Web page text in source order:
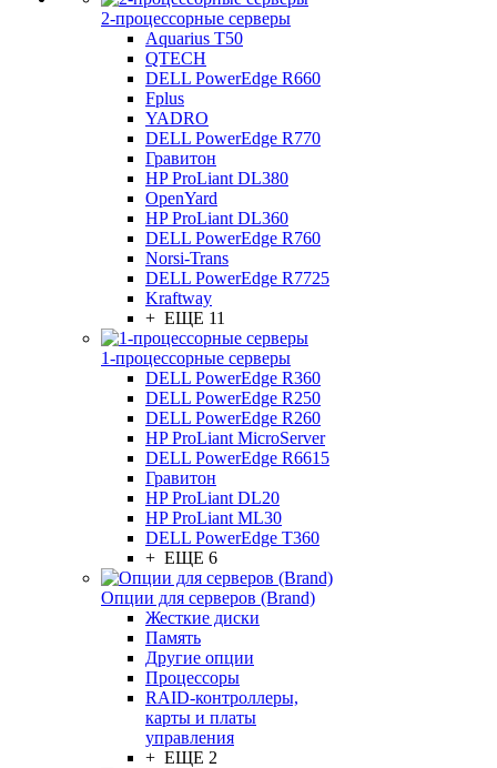
2-процессорные серверы
Aquarius T50
QTECH
DELL PowerEdge R660
Fplus
YADRO
DELL PowerEdge R770
Гравитон
HP ProLiant DL380
OpenYard
HP ProLiant DL360
DELL PowerEdge R760
Norsi-Trans
DELL PowerEdge R7725
Kraftway
+ ЕЩЕ 11
1-процессорные серверы
DELL PowerEdge R360
DELL PowerEdge R250
DELL PowerEdge R260
HP ProLiant MicroServer
DELL PowerEdge R6615
Гравитон
HP ProLiant DL20
HP ProLiant ML30
DELL PowerEdge T360
+ ЕЩЕ 6
Опции для серверов (Brand)
Жесткие диски
Память
Другие опции
Процессоры
RAID-контроллеры,
карты и платы
управления
+ ЕЩЕ 2